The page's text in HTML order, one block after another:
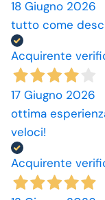
18 Giugno 2026
tutto come
Acquirente
17 Giugno 2026
ottima
veloci!
Acquirente